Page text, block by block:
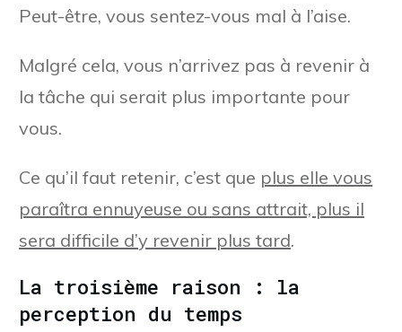
Peut-être, vous sentez-vous mal à l’aise.
Malgré cela, vous n’arrivez pas à revenir à
la tâche qui serait plus importante pour
vous.
Ce qu’il faut retenir, c’est que plus elle vous
paraîtra ennuyeuse ou sans attrait, plus il
sera difficile d’y revenir plus tard.
La troisième raison : la
perception du temps